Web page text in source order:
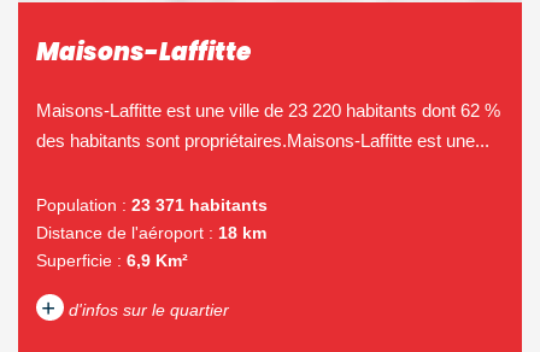
Maisons-Laffitte
Maisons-Laffitte est une ville de 23 220 habitants dont 62 %
des habitants sont propriétaires.Maisons-Laffitte est une...
Population : 23 371 habitants
Distance de l'aéroport : 18 km
Superficie : 6,9 Km²
+ d'infos sur le quartier